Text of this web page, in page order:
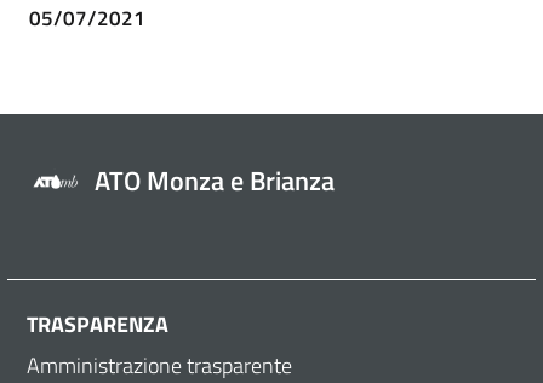
05/07/2021
ATO Monza e Brianza
TRASPARENZA
Amministrazione trasparente